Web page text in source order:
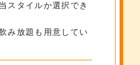
スタイルか選択でき
み放題も用意してい